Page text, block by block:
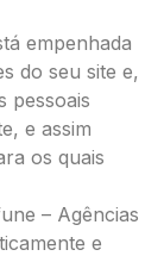
empenhada
do seu site e,
pessoais
e assim
os quais
– Agências
e